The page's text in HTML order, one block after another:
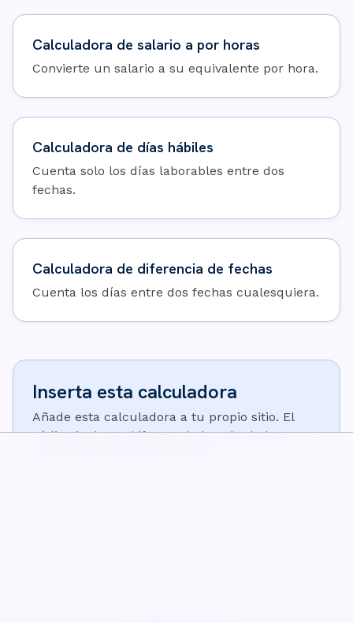
Calculadora de salario a por horas
Convierte un salario a su equivalente por hora.
Calculadora de días hábiles
Cuenta solo los días laborables entre dos
fechas.
Calculadora de diferencia de fechas
Cuenta los días entre dos fechas cualesquiera.
Inserta esta calculadora
Añade esta calculadora a tu propio sitio. El
código incluye el iframe de la calculadora y un